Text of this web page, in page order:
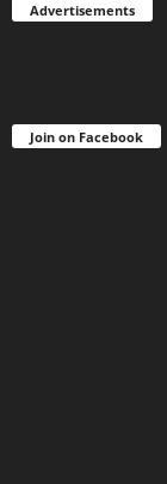
Advertisements
Join on Facebook